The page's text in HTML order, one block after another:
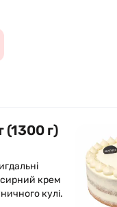
(1300 г)
крем
кулі.